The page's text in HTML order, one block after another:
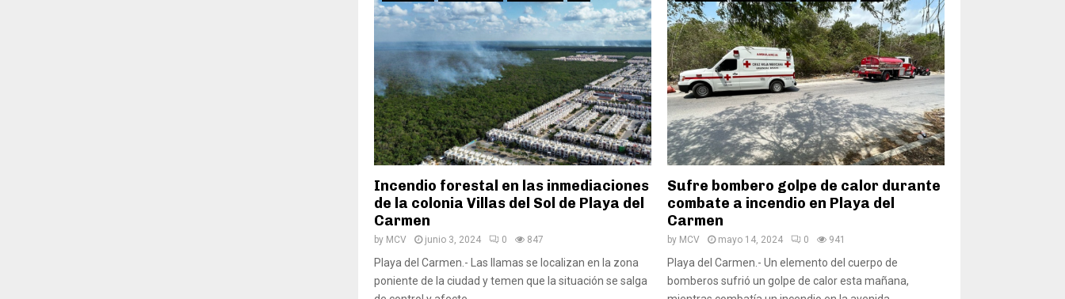
Incendio forestal en las inmediaciones
de la colonia Villas del Sol de Playa del
Carmen
by MCV junio 3, 2024 0 847
Playa del Carmen.- Las llamas se localizan en la zona
poniente de la ciudad y temen que la situación se salga
Sufre bombero golpe de calor durante
combate a incendio en Playa del
Carmen
by MCV mayo 14, 2024 0 941
Playa del Carmen.- Un elemento del cuerpo de
bomberos sufrió un golpe de calor esta mañana,